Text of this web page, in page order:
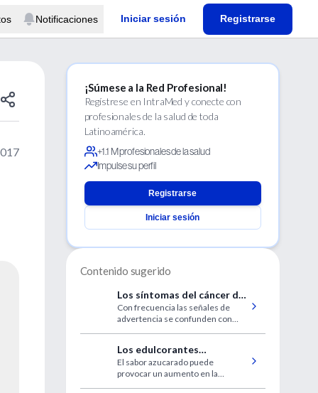
Notificaciones Iniciar sesión Registrarse
¡Súmese a la Red Profesional!
Regístrese en IntraMed y conecte con
profesionales de la salud de toda
Latinoamérica.
+1.1 M profesionales de la salud
Impulse su perfil
Registrarse
Iniciar sesión
Contenido sugerido
Los síntomas del cáncer de
próstata no siempre son
obvios
Con frecuencia las señales de
advertencia se confunden con
Los edulcorantes
artificiales engañan al
cerebro
El sabor azucarado puede
provocar un aumento en la